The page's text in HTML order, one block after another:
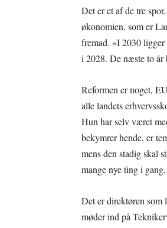
Det er et af de tre
økonomien, som er
fremad. »I 2030
i 2028. De næste to år
Reformen er noget,
alle landets
Hun har selv været
bekymrer hende, er
mens den stadig skal
mange nye ting i
Det er direktøren som
møder ind på